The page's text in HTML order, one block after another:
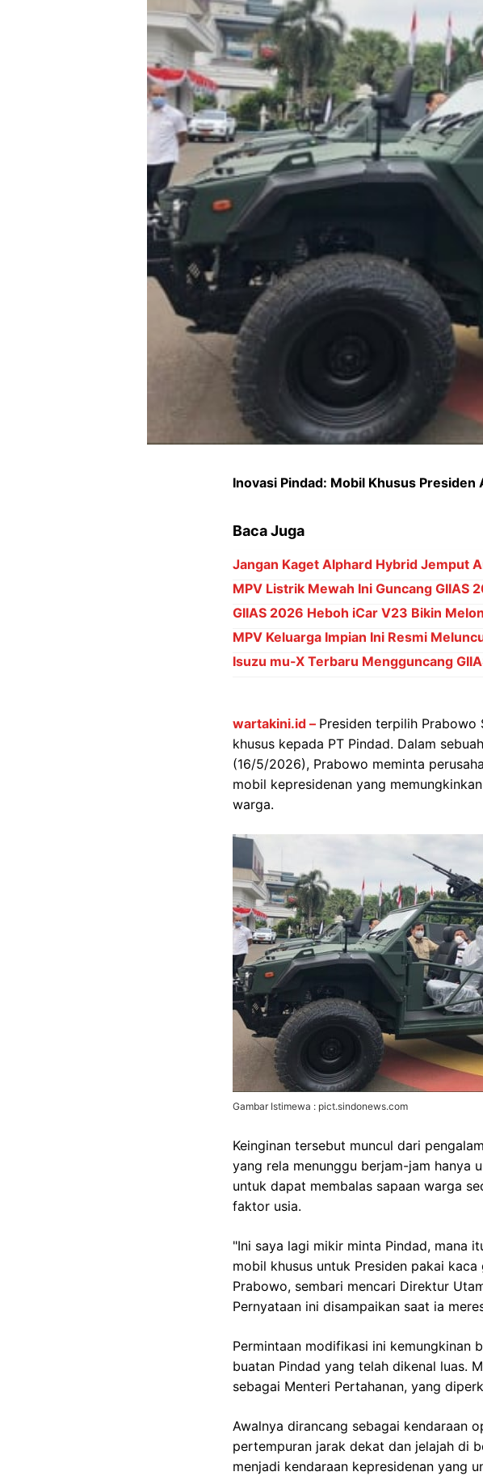
Inovasi Pindad: Mobil Khusus Presiden
Baca Juga
Jangan Kaget Alphard Hybrid Jemput
MPV Listrik Mewah Ini Guncang GIIAS
GIIAS 2026 Heboh iCar V23 Bikin
MPV Keluarga Impian Ini Resmi
Isuzu mu-X Terbaru Mengguncang
wartakini.id – Presiden terpilih
khusus kepada PT Pindad. Dalam
(16/5/2026), Prabowo meminta
mobil kepresidenan yang
warga.
Gambar Istimewa : pict.sindonews.com
Keinginan tersebut muncul dari
yang rela menunggu berjam-jam hanya
untuk dapat membalas sapaan warga
faktor usia.
"Ini saya lagi mikir minta Pindad, mana
mobil khusus untuk Presiden pakai
Prabowo, sembari mencari Direktur
Pernyataan ini disampaikan saat ia
Permintaan modifikasi ini kemungkinan
buatan Pindad yang telah dikenal luas.
sebagai Menteri Pertahanan, yang
Awalnya dirancang sebagai kendaraan
pertempuran jarak dekat dan jelajah di
menjadi kendaraan kepresidenan yang